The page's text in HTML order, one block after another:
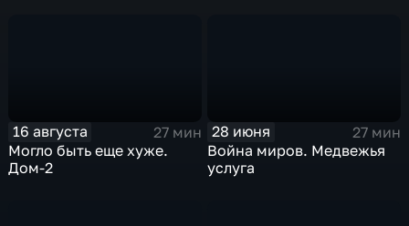
16 августа
27 мин
Могло быть еще хуже.
Дом-2
28 июня
27 мин
Война миров. Медвежья
услуга